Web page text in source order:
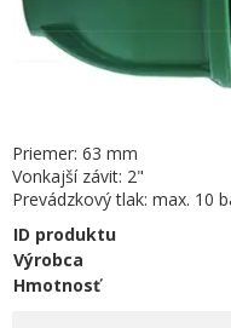
Priemer: 63 mm
Vonkajší závit: 2"
Prevádzkový tlak: max. 10
ID produktu
Výrobca
Hmotnosť